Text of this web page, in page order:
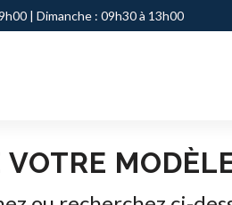
| Dimanche : 09h30 à 13h00